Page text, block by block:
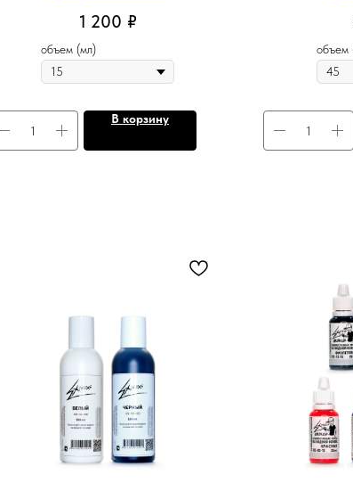
1 200 ₽
объем (мл)
В корзину
объем